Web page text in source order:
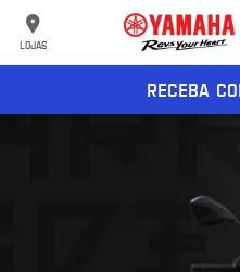
LOJAS
RECEBA